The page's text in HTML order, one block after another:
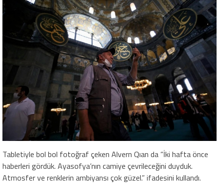
Tabletiyle bol bol fotoğraf çeken Alvern Qıan da “İki hafta önce
haberleri gördük. Ayasofya’nın camiye çevrileceğini duyduk.
Atmosfer ve renklerin ambiyansı çok güzel.” ifadesini kullandı.